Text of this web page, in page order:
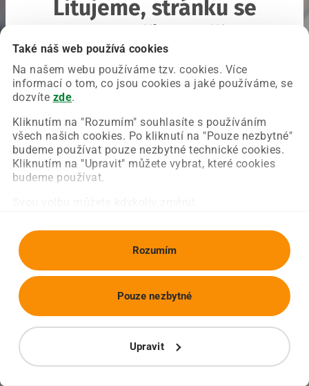
Také náš web používá cookies
Na našem webu používáme tzv. cookies. Více
informací o tom, co jsou cookies a jaké používáme, se
dozvíte zde.
Kliknutím na "Rozumím" souhlasíte s používáním
všech našich cookies. Po kliknutí na "Pouze nezbytné"
budeme používat pouze nezbytné technické cookies.
Kliknutím na "Upravit" můžete vybrat, které cookies
budeme používat.
Rozumím
Upravit
Pouze nezbytné
Litujeme, stránku se
Chyba nastala na naší straně a už ji opravujeme.
Zkuste prosím znovu načíst požadovanou stránku.
Obnovit stránku Úvodní strana